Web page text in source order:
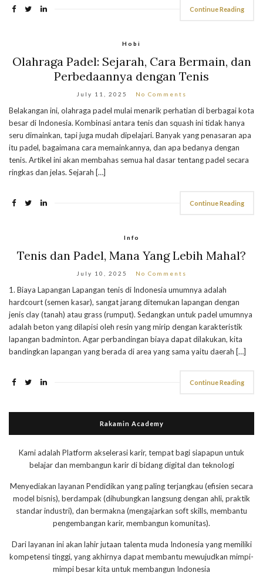
Continue Reading
Hobi
Olahraga Padel: Sejarah, Cara Bermain, dan
Perbedaannya dengan Tenis
July 11, 2025 No Comments
Belakangan ini, olahraga padel mulai menarik perhatian di berbagai kota
besar di Indonesia. Kombinasi antara tenis dan squash ini tidak hanya
seru dimainkan, tapi juga mudah dipelajari. Banyak yang penasaran apa
itu padel, bagaimana cara memainkannya, dan apa bedanya dengan
tenis. Artikel ini akan membahas semua hal dasar tentang padel secara
ringkas dan jelas. Sejarah […]
Continue Reading
Info
Tenis dan Padel, Mana Yang Lebih Mahal?
July 10, 2025 No Comments
1. Biaya Lapangan Lapangan tenis di Indonesia umumnya adalah
hardcourt (semen kasar), sangat jarang ditemukan lapangan dengan
jenis clay (tanah) atau grass (rumput). Sedangkan untuk padel umumnya
adalah beton yang dilapisi oleh resin yang mirip dengan karakteristik
lapangan badminton. Agar perbandingan biaya dapat dilakukan, kita
bandingkan lapangan yang berada di area yang sama yaitu daerah […]
Continue Reading
Rakamin Academy
Kami adalah Platform akselerasi karir, tempat bagi siapapun untuk
belajar dan membangun karir di bidang digital dan teknologi
Menyediakan layanan Pendidikan yang paling terjangkau (efisien secara
model bisnis), berdampak (dihubungkan langsung dengan ahli, praktik
standar industri), dan bermakna (mengajarkan soft skills, membantu
pengembangan karir, membangun komunitas).
Dari layanan ini akan lahir jutaan talenta muda Indonesia yang memiliki
kompetensi tinggi, yang akhirnya dapat membantu mewujudkan mimpi-
mimpi besar kita untuk membangun Indonesia